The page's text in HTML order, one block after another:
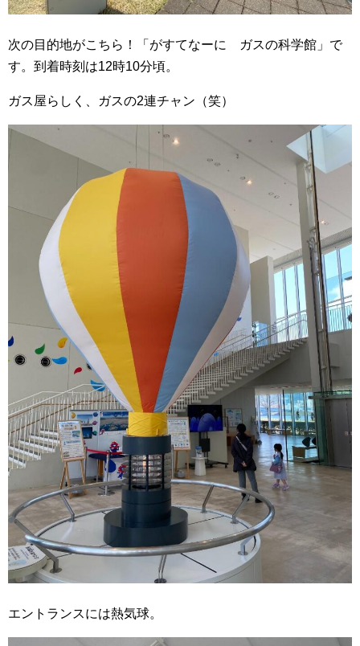
次の目的地がこちら！「がすてなーに ガスの科学館」で
す。到着時刻は12時10分頃。
ガス屋らしく、ガスの2連チャン（笑）
エントランスには熱気球。